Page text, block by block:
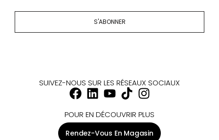
S'ABONNER
SUIVEZ-NOUS SUR LES RÉSEAUX SOCIAUX
POUR EN DÉCOUVRIR PLUS
Rendez-Vous En Magasin